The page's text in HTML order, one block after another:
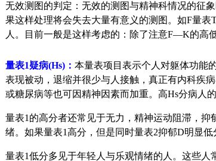
无效测图的判定：无效的测图与精神科情况的征
果这样处理将会失去大量有意义的测图。如F量
人。目前一般是这样考虑的：除了注意F—K的高
量表1疑病(Hs)： 本量表项目表示个人对躯体功能
表现被动，退缩并很少与人接触，真正有内科疾
或糖尿病等也可因精神因素而加重。高Hs分病人
量表1的高分者还常见于无力，精神运动阻滞，
绪。如果量表1高分，但是同时量表2抑郁D明显
量表1低分多见于年轻人与乐观情绪的人。这些人